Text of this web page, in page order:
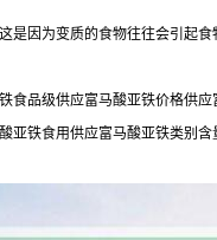
是因为变质的食物往往会引起
食品级供应富马酸亚铁价格供
亚铁食用供应富马酸亚铁类别